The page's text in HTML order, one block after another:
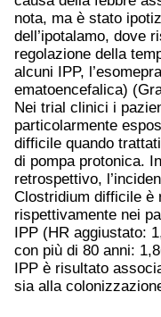
nota, ma è stato
dell’ipotalamo, dove
regolazione della
alcuni IPP,
ematoencefalica)
Nei trial clinici i
particolarmente
difficile quando
di pompa protonica.
retrospettivo,
Clostridium difficile è
rispettivamente nei
IPP (HR aggiustato:
con più di 80 anni:
IPP è risultato
sia alla